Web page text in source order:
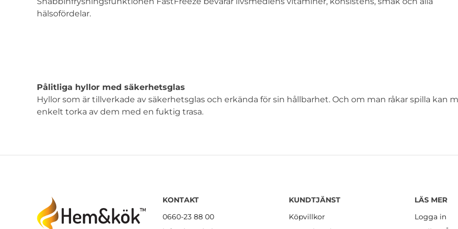
hälsofördelar.
Pålitliga hyllor med säkerhetsglas
Hyllor som är tillverkade av säkerhetsglas och erkända för sin hållbarhet. Och om man råkar spilla kan
enkelt torka av dem med en fuktig trasa.
KONTAKT
0660-23 88 00
KUNDTJÄNST
Köpvillkor
LÄS MER
Logga in